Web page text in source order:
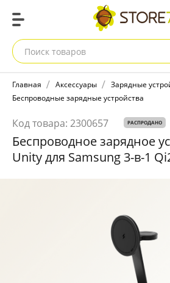
Поиск товаров
Главная Аксессуары
Зарядные
Беспроводные зарядные устройства
Код товара: 2300657 РАСПРОДАНО
Беспроводное зарядное
Unity для Samsung 3-в-1